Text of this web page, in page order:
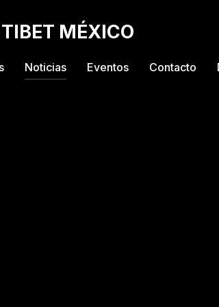
Noticias Eventos Contacto